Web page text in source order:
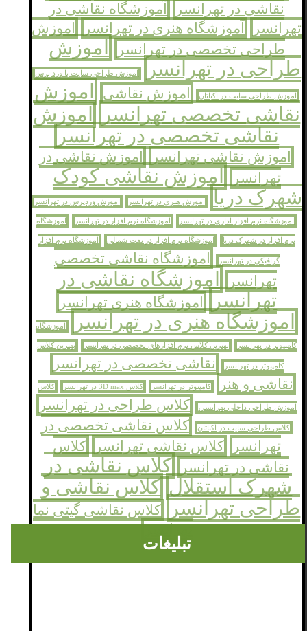
نقاشی در تهرانسر
آموزشگاه نقاشی در
تهرانسر
آموزشگاه هنری در تهرانسر
اموزش
طراحی تخصصی در تهرانسر
اموزش
طراحی در تهرانسر
اموزش طراحی سایت با ورد پرس
اموزش طراحی سایت در اکباتان اموزش نقاشی
اموزش
نقاشی تخصصی تهرانسر
اموزش
نقاشی تخصصی در تهرانسر
اموزش نقاشی تهرانسر
اموزش نقاشی در
تهرانسر
اموزش نقاشی کودک
شهرک دریا
اموزش هنری در تهرانسر اموزش وردپرس در تهرانسر
اموزشگاه نرم افزار اداری در تهرانسر اموزشگاه نرم افزار در تهرانسر اموزشگاه
نرم افزار در شهرک دریا اموزشگاه نرم افزار در نفت شمالی اموزشگاه نرم افزار
گرافیکی در تهرانسر
اموزشگاه نقاشی تخصصی
تهرانسر
اموزشگاه نقاشی در
تهرانسر
اموزشگاه هنری تهرانسر
اموزشگاه هنری در تهرانسر اموزشگاه
کامپیوتر در تهرانسر بهترین کلاس نرم افزارهای تخصصی در تهرانسر بهترین کلاس
کامپیوتر در تهرانسر
نقاشی تخصصی در تهرانسر
نقاشی و هنر
کامپیوتر در تهرانسر کلاس 3D max در تهرانسر کلاس
اموزش طراحی داخلی تهرانسر، کلاس طراحی در تهرانسر
کلاس طراحی سایت در اکباتان
کلاس نقاشی تخصصی در
تهرانسر
کلاس نقاشی تهرانسر
کلاس
نقاشی در تهرانسر
کلاس نقاشی در
شهرک استقلال کلاس نقاشی و
طراحی تهرانسر کلاس نقاشی گیتی نما
تهرانسر
تبلیغات